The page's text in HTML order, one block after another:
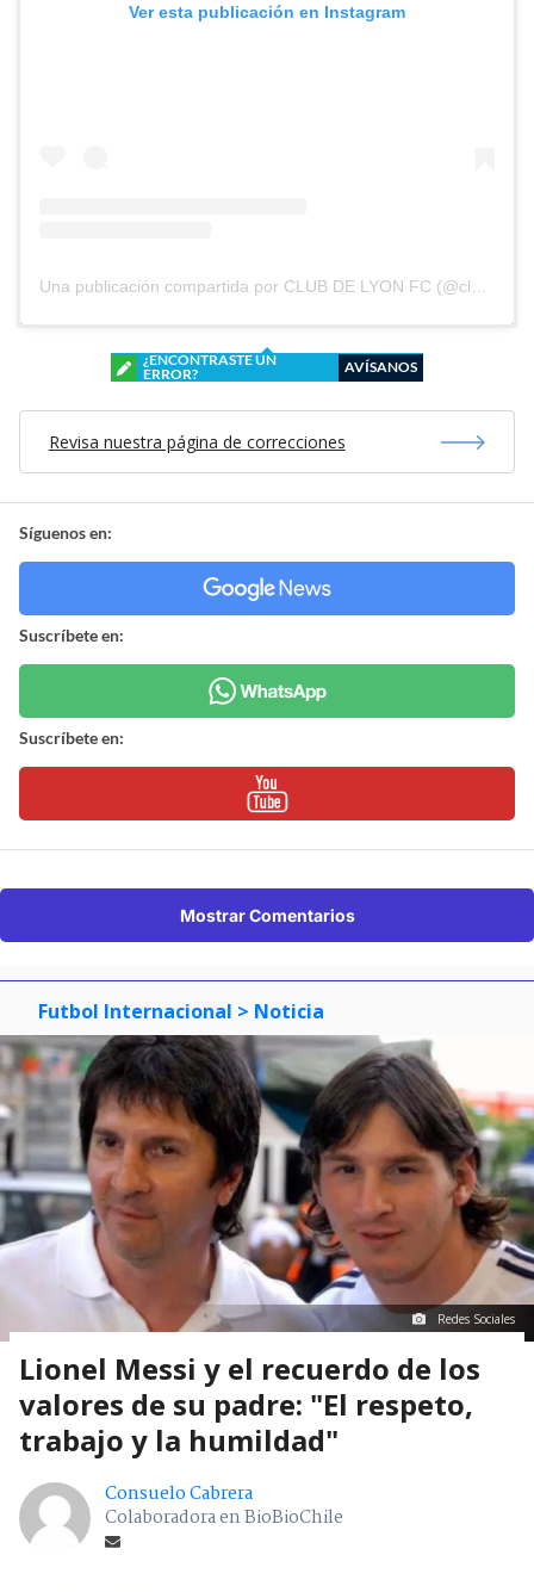
Ver esta publicación en Instagram
Una publicación compartida por CLUB DE LYON FC (@clubdelyonfc)
¿ENCONTRASTE UN
ERROR?
AVÍSANOS
Revisa nuestra página de correcciones
Síguenos en:
Suscríbete en:
Suscríbete en:
Mostrar Comentarios
Futbol Internacional > Noticia
Redes Sociales
Lionel Messi y el recuerdo de los
valores de su padre: "El respeto,
trabajo y la humildad"
Consuelo Cabrera
Colaboradora en BioBioChile